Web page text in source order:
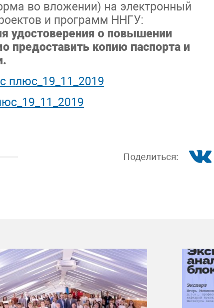
во вложении) на электронный
и программ ННГУ:
удостоверения о повышении
предоставить копию паспорта и
плюс_19_11_2019
Поделиться: